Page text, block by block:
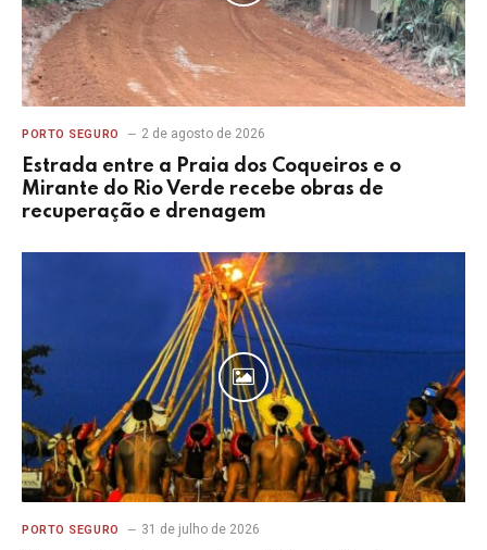
PORTO SEGURO 2 de agosto de 2026
Estrada entre a Praia dos Coqueiros e o
Mirante do Rio Verde recebe obras de
recuperação e drenagem
PORTO SEGURO 31 de julho de 2026